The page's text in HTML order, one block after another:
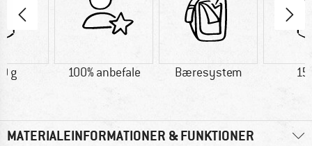
g 100% anbefale Bæresystem
MATERIALEINFORMATIONER & FUNKTIONER